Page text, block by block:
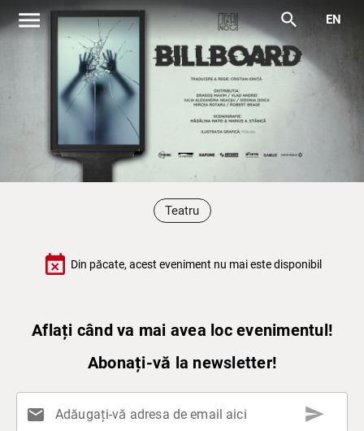
menu search EN
Teatru
event_busy Din păcate, acest eveniment nu mai este disponibil
Aflați când va mai avea loc evenimentul!
Abonați-vă la newsletter!
mail Adăugați-vă adresa de email aici send